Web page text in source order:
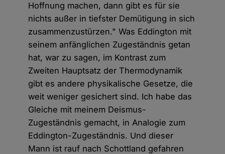
Hoffnung machen, dann gibt es für sie
nichts außer in tiefster Demütigung in sich
zusammenzustürzen." Was Eddington mit
seinem anfänglichen Zugeständnis getan
hat, war zu sagen, im Kontrast zum
Zweiten Hauptsatz der Thermodynamik
gibt es andere physikalische Gesetze, die
weit weniger gesichert sind. Ich habe das
Gleiche mit meinem Deismus-
Zugeständnis gemacht, in Analogie zum
Eddington-Zugeständnis. Und dieser
Mann ist rauf nach Schottland gefahren